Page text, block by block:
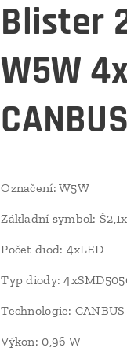
Blister
W5W
Označení: W5W
Základní symbol:
Počet diod: 4xLED
Typ diody:
Technologie: CANBUS
Výkon: 0,96 W